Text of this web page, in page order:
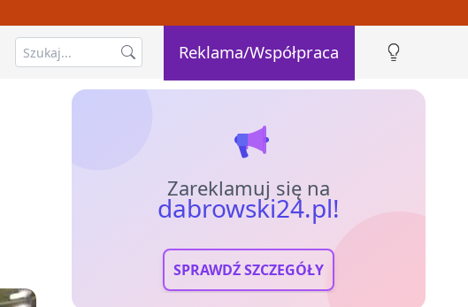
Reklama/Współpraca
Zareklamuj się na
dabrowski24.pl!
SPRAWDŹ SZCZEGÓŁY